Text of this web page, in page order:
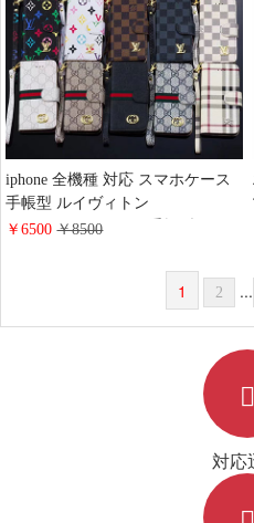
iphone 全機種 対応 スマホケース
手帳型 ルイヴィトン
iPhone17pro/17air/17e手帳型ケース
ンクレザーLV アイフォン
16/16promaxスマホケース 手帳 多
￥6500￥8500
1 2 ...
対応